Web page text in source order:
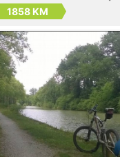
1858 KM